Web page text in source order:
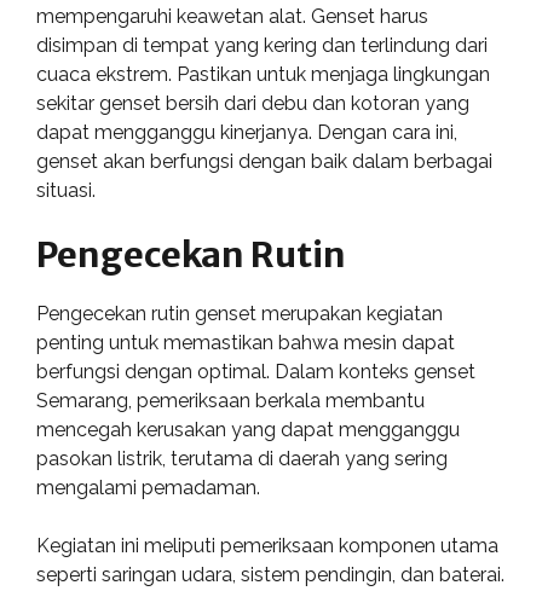
mempengaruhi keawetan alat. Genset harus
disimpan di tempat yang kering dan terlindung dari
cuaca ekstrem. Pastikan untuk menjaga lingkungan
sekitar genset bersih dari debu dan kotoran yang
dapat mengganggu kinerjanya. Dengan cara ini,
genset akan berfungsi dengan baik dalam berbagai
situasi.
Pengecekan Rutin
Pengecekan rutin genset merupakan kegiatan
penting untuk memastikan bahwa mesin dapat
berfungsi dengan optimal. Dalam konteks genset
Semarang, pemeriksaan berkala membantu
mencegah kerusakan yang dapat mengganggu
pasokan listrik, terutama di daerah yang sering
mengalami pemadaman.
Kegiatan ini meliputi pemeriksaan komponen utama
seperti saringan udara, sistem pendingin, dan baterai.